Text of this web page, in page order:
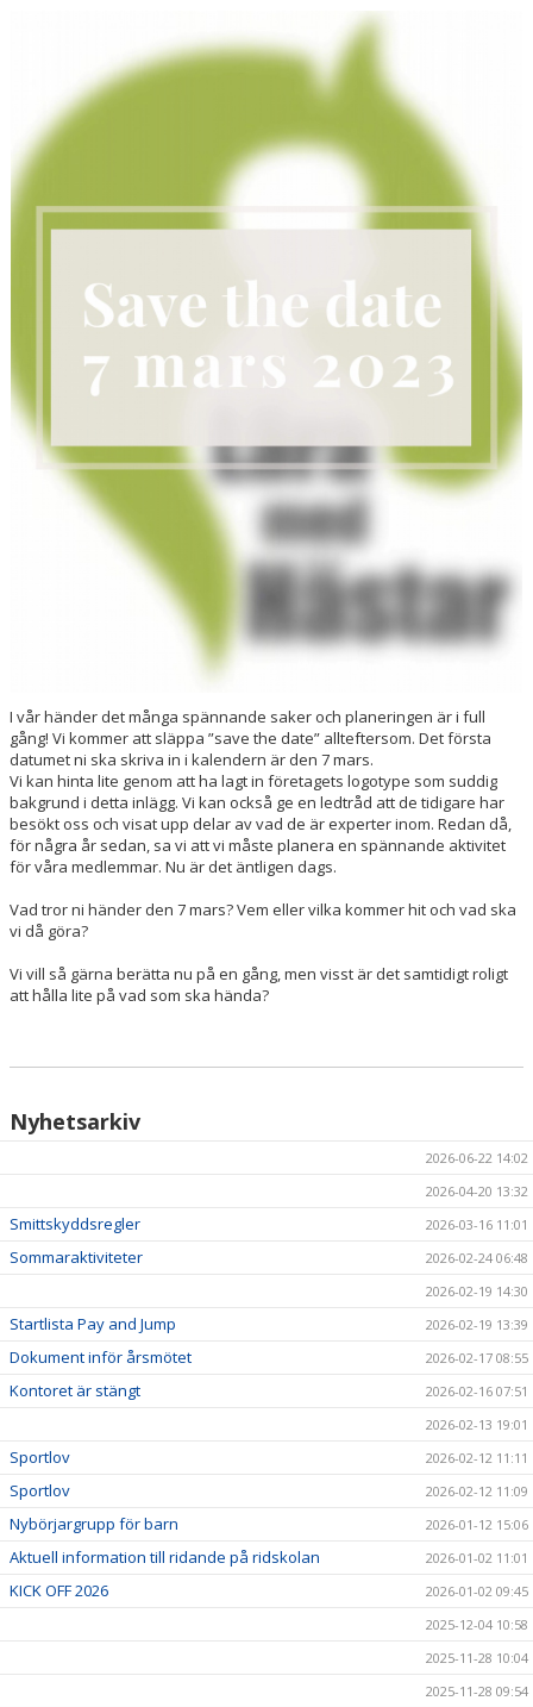
KALENDER
I vår händer det många spännande saker och planeringen är i full
gång! Vi kommer att släppa ”save the date” allteftersom. Det första
datumet ni ska skriva in i kalendern är den 7 mars.
Vi kan hinta lite genom att ha lagt in företagets logotype som suddig
bakgrund i detta inlägg. Vi kan också ge en ledtråd att de tidigare har
besökt oss och visat upp delar av vad de är experter inom. Redan då,
för några år sedan, sa vi att vi måste planera en spännande aktivitet
för våra medlemmar. Nu är det äntligen dags.
Vad tror ni händer den 7 mars? Vem eller vilka kommer hit och vad ska
vi då göra?
Vi vill så gärna berätta nu på en gång, men visst är det samtidigt roligt
att hålla lite på vad som ska hända?
Nyhetsarkiv
2026-06-22 14:02
2026-04-20 13:32
Smittskyddsregler 2026-03-16 11:01
Sommaraktiviteter
2026-02-24 06:48
2026-02-19 14:30
Startlista Pay and Jump 2026-02-19 13:39
Dokument inför årsmötet 2026-02-17 08:55
Kontoret är stängt
2026-02-16 07:51
2026-02-13 19:01
Sportlov 2026-02-12 11:11
Sportlov 2026-02-12 11:09
Nybörjargrupp för barn 2026-01-12 15:06
Aktuell information till ridande på ridskolan 2026-01-02 11:01
KICK OFF 2026
2026-01-02 09:45
2025-12-04 10:58
2025-11-28 10:04
2025-11-28 09:54